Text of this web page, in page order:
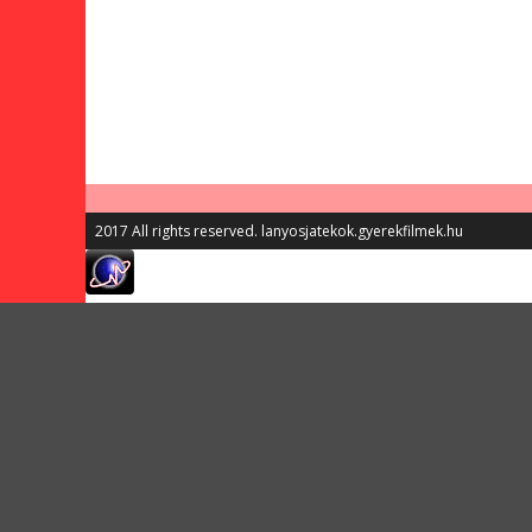
2017 All rights reserved. lanyosjatekok.gyerekfilmek.hu